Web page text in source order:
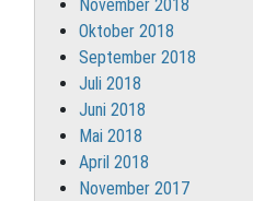
November 2018
Oktober 2018
September 2018
Juli 2018
Juni 2018
Mai 2018
April 2018
November 2017